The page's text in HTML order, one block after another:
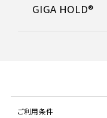
GIGA HOLD®
ご利用条件